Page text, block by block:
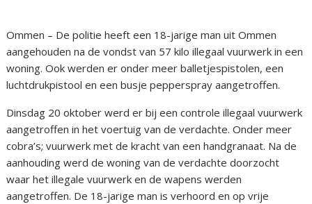
Ommen – De politie heeft een 18-jarige man uit Ommen
aangehouden na de vondst van 57 kilo illegaal vuurwerk in een
woning. Ook werden er onder meer balletjespistolen, een
luchtdrukpistool en een busje pepperspray aangetroffen.
Dinsdag 20 oktober werd er bij een controle illegaal vuurwerk
aangetroffen in het voertuig van de verdachte. Onder meer
cobra’s; vuurwerk met de kracht van een handgranaat. Na de
aanhouding werd de woning van de verdachte doorzocht
waar het illegale vuurwerk en de wapens werden
aangetroffen. De 18-jarige man is verhoord en op vrije